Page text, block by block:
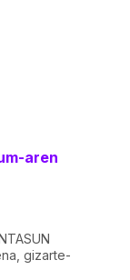
aren
gizarte-